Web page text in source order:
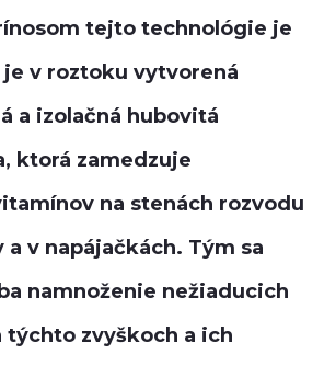
tejto technológie je
v roztoku vytvorená
a izolačná hubovitá
ktorá zamedzuje
na stenách rozvodu
a v napájačkách. Tým sa
namnoženie nežiaducich
týchto zvyškoch a ich